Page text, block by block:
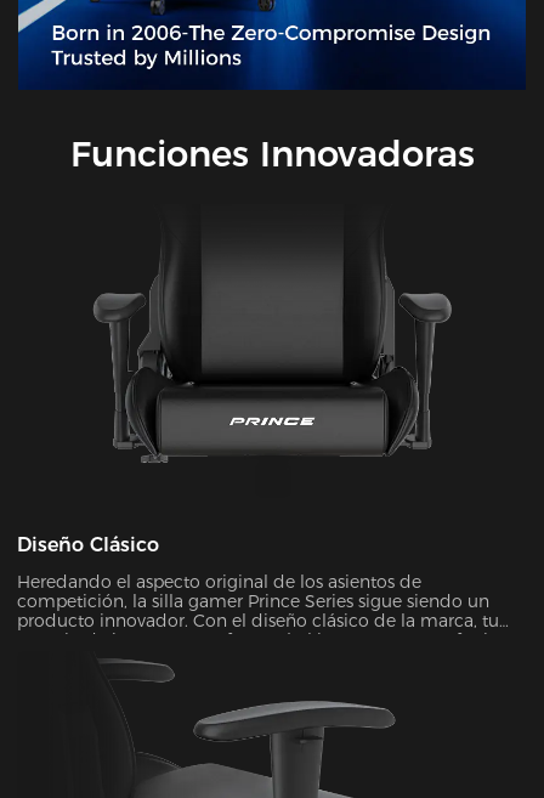
Funciones Innovadoras
Diseño Clásico
Heredando el aspecto original de los asientos de
competición, la silla gamer Prince Series sigue siendo un
producto innovador. Con el diseño clásico de la marca, tu
espacio de juego se transformará al instante en un refugio
elegante y futurista. Es el tipo de mejora visual que puede
llevar tu experiencia de juego a un nivel completamente